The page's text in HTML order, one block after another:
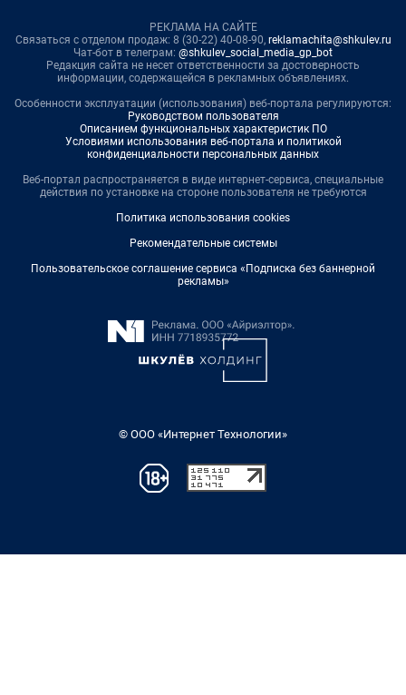
РЕКЛАМА НА САЙТЕ
Связаться с отделом продаж: 8 (30-22) 40-08-90, reklamachita@shkulev.ru
Чат-бот в телеграм: @shkulev_social_media_gp_bot
Редакция сайта не несет ответственности за достоверность
информации, содержащейся в рекламных объявлениях.
Особенности эксплуатации (использования) веб-портала регулируются:
Руководством пользователя
Описанием функциональных характеристик ПО
Условиями использования веб-портала и политикой
конфиденциальности персональных данных
Веб-портал распространяется в виде интернет-сервиса, специальные
действия по установке на стороне пользователя не требуются
Политика использования cookies
Рекомендательные системы
Пользовательское соглашение сервиса «Подписка без баннерной
рекламы»
© ООО «Интернет Технологии»